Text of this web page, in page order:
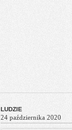
LUDZIE
24 października 2020